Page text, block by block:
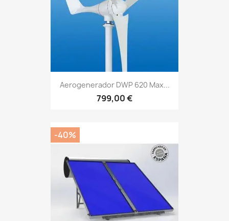
Aerogenerador DWP 620 Max...
799,00 €
-40%